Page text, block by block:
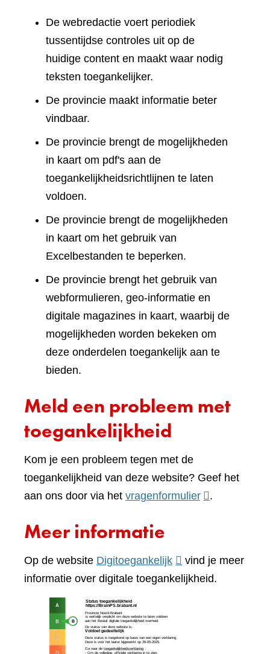
De webredactie voert periodiek
tussentijdse controles uit op de
huidige content en maakt waar nodig
teksten toegankelijker.
De provincie maakt informatie beter
vindbaar.
De provincie brengt de mogelijkheden
in kaart om pdf's aan de
toegankelijkheidsrichtlijnen te laten
voldoen.
De provincie brengt de mogelijkheden
in kaart om het gebruik van
Excelbestanden te beperken.
De provincie brengt het gebruik van
webformulieren, geo-informatie en
digitale magazines in kaart, waarbij de
mogelijkheden worden bekeken om
deze onderdelen toegankelijk aan te
bieden.
Meld een probleem met
toegankelijkheid
Kom je een probleem tegen met de
toegankelijkheid van deze website? Geef het
aan ons door via het vragenformulier(verwijst
website)
.
Meer informatie
Op de website Digitoegankelijk(verwijst
naar
vind je meer
informatie over digitale toegankelijkheid.